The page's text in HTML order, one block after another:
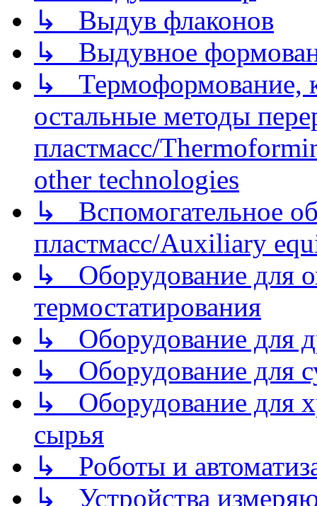
↳ Выдув флаконов
↳ Выдувное
↳ Термоформование,
остальные методы
пластмасс/
other technologies
↳ Вспомогательное
пластмасс/Auxiliary
↳ Оборудование для
термостатирования
↳ Оборудование для
↳ Оборудование для
↳ Оборудование для
сырья
↳ Роботы и
↳ Устройства